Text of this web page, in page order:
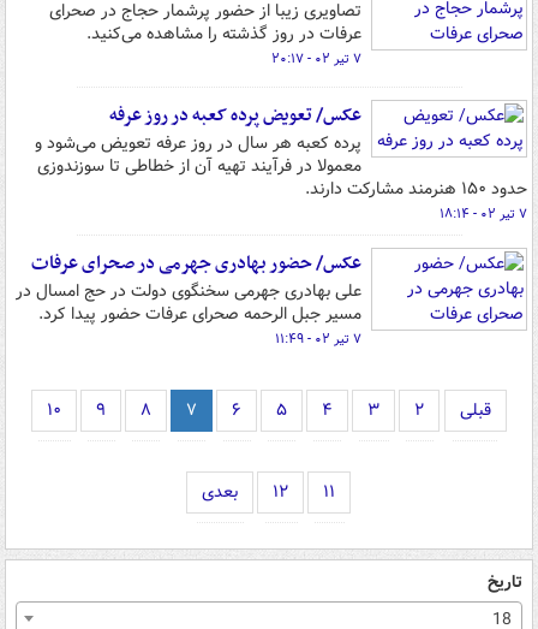
تصاویری زیبا از حضور پرشمار حجاج در صحرای
عرفات در روز گذشته را مشاهده می‌کنید.
۷ تیر ۰۲ - ۲۰:۱۷
عکس/ تعویض پرده کعبه در روز عرفه
پرده کعبه هر سال در روز عرفه تعویض می‌شود و
معمولا در فرآیند تهیه آن از خطاطی تا سوزندوزی
حدود ۱۵۰ هنرمند مشارکت دارند.
۷ تیر ۰۲ - ۱۸:۱۴
عکس/ حضور بهادری جهرمی در صحرای عرفات
علی بهادری جهرمی سخنگوی دولت در حج امسال در
مسیر جبل الرحمه صحرای عرفات حضور پیدا کرد.
۷ تیر ۰۲ - ۱۱:۴۹
قبلی ۲ ۳ ۴ ۵ ۶ ۷ ۸ ۹ ۱۰
۱۱ ۱۲ بعدی
تاریخ
18